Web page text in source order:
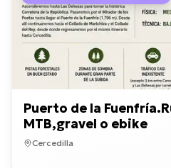
Puerto de la
MTB,gravel o ebike
Cercedilla